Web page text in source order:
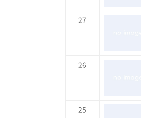
27
26
25